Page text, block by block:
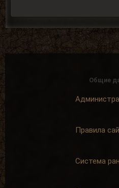
Общие
Правила
Система